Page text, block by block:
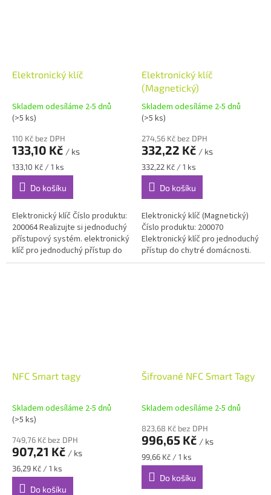
Elektronický klíč
Skladem odesíláme 2-5 dnů
(>5 ks)
110 Kč bez DPH
133,10 Kč / ks
Měrná
cena:
133,10 Kč / 1 ks
Do košíku
Elektronický klíč Číslo produktu:
200064 Realizujte si jednoduchý
přístupový systém. elektronický
klíč pro jednoduchý přístup do
domácnosti klíč je založený na
Elektronický klíč
(Magnetický)
Skladem odesíláme 2-5 dnů
(>5 ks)
274,56 Kč bez DPH
332,22 Kč / ks
Měrná
cena:
332,22 Kč / 1 ks
Do košíku
Elektronický klíč (Magnetický)
Číslo produktu: 200070
Elektronický klíč pro jednoduchý
přístup do chytré domácnosti.
založený na 1-Wire technologii -
NFC Smart tagy
Skladem odesíláme 2-5 dnů
(>5 ks)
749,76 Kč bez DPH
907,21 Kč / ks
Měrná
cena:
36,29 Kč / 1 ks
Do košíku
Šifrované NFC Smart Tagy
Skladem odesíláme 2-5 dnů
823,68 Kč bez DPH
996,65 Kč / ks
Měrná
cena:
99,66 Kč / 1 ks
Do košíku